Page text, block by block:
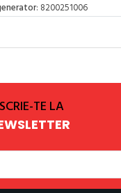
: 8200251006
TE LA